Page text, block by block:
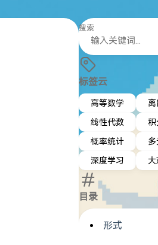
搜索
标签云
高等数学
离
线性代数
积
概率统计
多
深度学习
大
目录
形式